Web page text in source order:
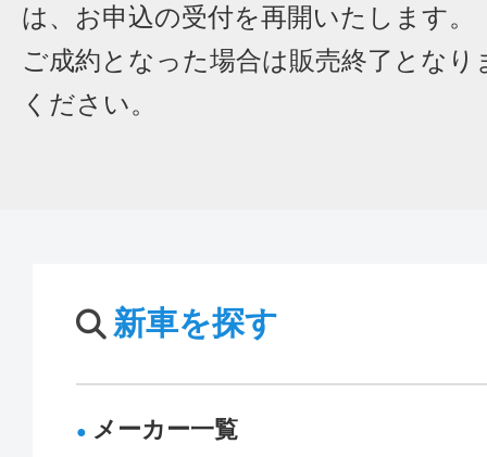
は、お申込の受付を再開いたします。
ご成約となった場合は販売終了となり
ください。
新車を探す
メーカー一覧